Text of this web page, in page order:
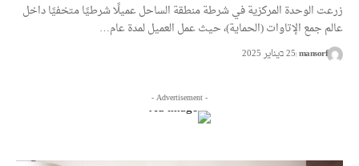
زرعت الوحدة المركزية في شرطة منطقة الساحل عميلًا شرطيًا متخفيًا داخل
عالم جمع الإتاوات (الحماية)، حيث عمل العميل لمدة عام…
mansorf25 בيناير 2025
- Advertisement -